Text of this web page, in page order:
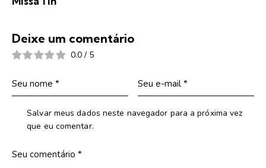
Deixe um comentário
0.0 / 5
Salvar meus dados neste navegador para a próxima vez
que eu comentar.